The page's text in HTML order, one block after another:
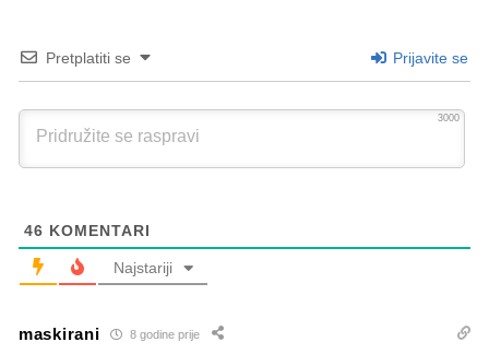
Pretplatiti se Prijavite se
3000
46 KOMENTARI
Najstariji
maskirani 8 godine prije